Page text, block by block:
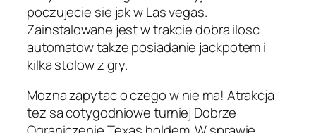
poczujecie sie jak w Las vegas.
Zainstalowane jest w trakcie dobra ilosc
automatow takze posiadanie jackpotem i
kilka stolow z gry.
Mozna zapytac o czego w nie ma! Atrakcja
tez sa cotygodniowe turniej Dobrze